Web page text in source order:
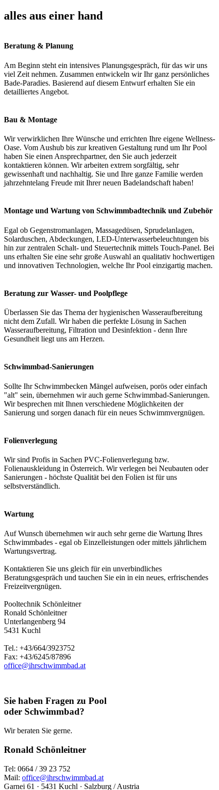
alles aus einer hand
Beratung & Planung
Am Beginn steht ein intensives Planungsgespräch, für das wir uns
viel Zeit nehmen. Zusammen entwickeln wir Ihr ganz persönliches
Bade-Paradies. Basierend auf diesem Entwurf erhalten Sie ein
detailliertes Angebot.
Bau & Montage
Wir verwirklichen Ihre Wünsche und errichten Ihre eigene Wellness-
Oase. Vom Aushub bis zur kreativen Gestaltung rund um Ihr Pool
haben Sie einen Ansprechpartner, den Sie auch jederzeit
kontaktieren können. Wir arbeiten extrem sorgfältig, sehr
gewissenhaft und nachhaltig. Sie und Ihre ganze Familie werden
jahrzehntelang Freude mit Ihrer neuen Badelandschaft haben!
Montage und Wartung von Schwimmbadtechnik und Zubehör
Egal ob Gegenstromanlagen, Massagedüsen, Sprudelanlagen,
Solarduschen, Abdeckungen, LED-Unterwasserbeleuchtungen bis
hin zur zentralen Schalt- und Steuertechnik mittels Touch-Panel. Bei
uns erhalten Sie eine sehr große Auswahl an qualitativ hochwertigen
und innovativen Technologien, welche Ihr Pool einzigartig machen.
Beratung zur Wasser- und Poolpflege
Überlassen Sie das Thema der hygienischen Wasseraufbereitung
nicht dem Zufall. Wir haben die perfekte Lösung in Sachen
Wasseraufbereitung, Filtration und Desinfektion - denn Ihre
Gesundheit liegt uns am Herzen.
Schwimmbad-Sanierungen
Sollte Ihr Schwimmbecken Mängel aufweisen, porös oder einfach
"alt" sein, übernehmen wir auch gerne Schwimmbad-Sanierungen.
Wir besprechen mit Ihnen verschiedene Möglichkeiten der
Sanierung und sorgen danach für ein neues Schwimmvergnügen.
Folienverlegung
Wir sind Profis in Sachen PVC-Folienverlegung bzw.
Folienauskleidung in Österreich. Wir verlegen bei Neubauten oder
Sanierungen - höchste Qualität bei den Folien ist für uns
selbstverständlich.
Wartung
Auf Wunsch übernehmen wir auch sehr gerne die Wartung Ihres
Schwimmbades - egal ob Einzelleistungen oder mittels jährlichem
Wartungsvertrag.
Kontaktieren Sie uns gleich für ein unverbindliches
Beratungsgespräch und tauchen Sie ein in ein neues, erfrischendes
Freizeitvergnügen.
Pooltechnik Schönleitner
Ronald Schönleitner
Unterlangenberg 94
5431 Kuchl
Tel.: +43/664/3923752
Fax: +43/6245/87896
office@ihrschwimmbad.at
Sie haben Fragen zu Pool
oder Schwimmbad?
Wir beraten Sie gerne.
Ronald Schönleitner
Tel: 0664 / 39 23 752
Mail: office@ihrschwimmbad.at
Garnei 61 · 5431 Kuchl · Salzburg / Austria